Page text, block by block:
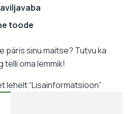
toode
päris sinu maitse? Tutvu ka
oma lemmik!
lehelt “Lisainformatsioon”